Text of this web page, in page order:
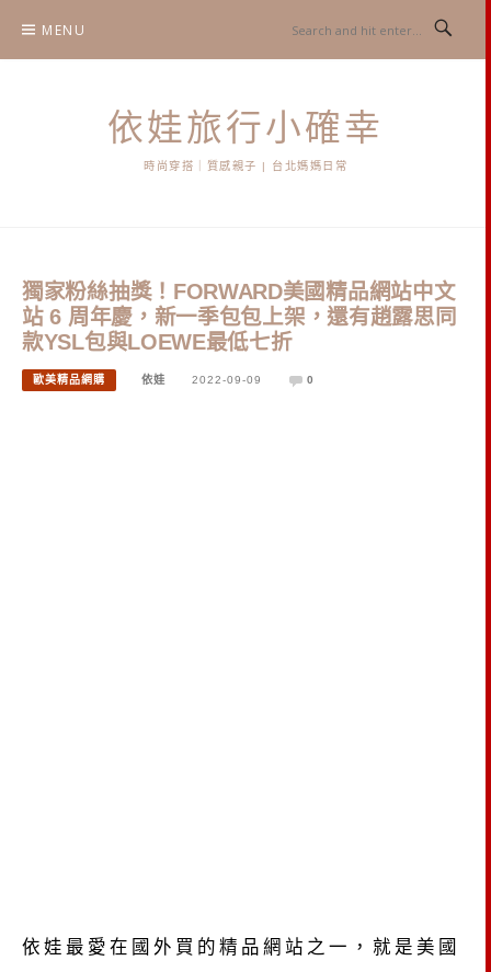
content
MENU
依娃旅行小確幸
時尚穿搭｜質感親子 | 台北媽媽日常
獨家粉絲抽獎！FORWARD美國精品網站中文
站 6 周年慶，新一季包包上架，還有趙露思同
款YSL包與LOEWE最低七折
歐美精品網購 依娃 2022-09-09 0
依娃最愛在國外買的精品網站之一，就是美國